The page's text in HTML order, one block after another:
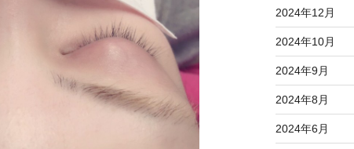
2024年12月
2024年10月
2024年9月
2024年8月
2024年6月